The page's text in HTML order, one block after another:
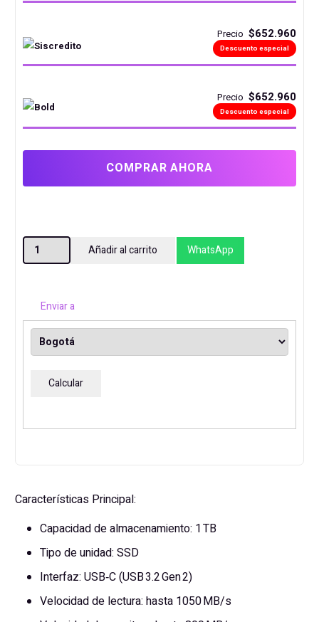
Precio $652.960
Descuento especial
Precio $652.960
Descuento especial
COMPRAR AHORA
DISCO
EXTERNO
CRUCIAL
X9
Añadir al carrito WhatsApp
Enviar a
Calcular
Características Principal:
Capacidad de almacenamiento: 1 TB
Tipo de unidad: SSD
Interfaz: USB‑C (USB 3.2 Gen 2)
Velocidad de lectura: hasta 1050 MB/s